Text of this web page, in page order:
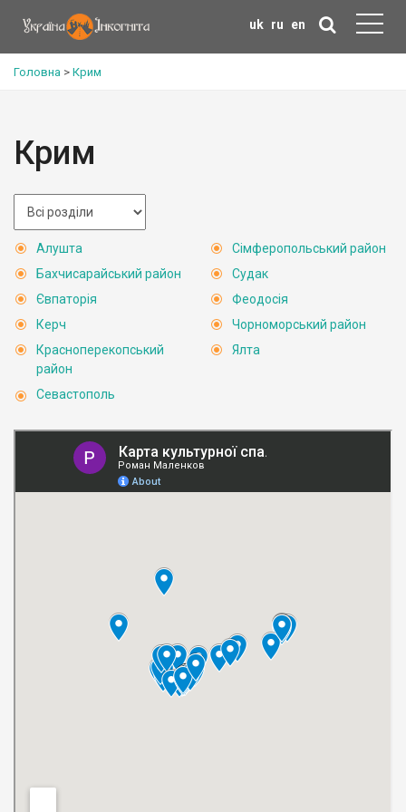
uk ru en
Головна > Крим
Крим
Алушта
Бахчисарайський район
Євпаторія
Керч
Красноперекопський
район
Севастополь
Сімферопольський район
Судак
Феодосія
Чорноморський район
Ялта